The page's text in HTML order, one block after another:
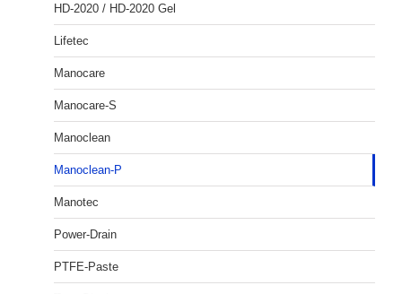
HD-2020 / HD-2020 Gel
Lifetec
Manocare
Manocare-S
Manoclean
Manoclean-P
Manotec
Power-Drain
PTFE-Paste